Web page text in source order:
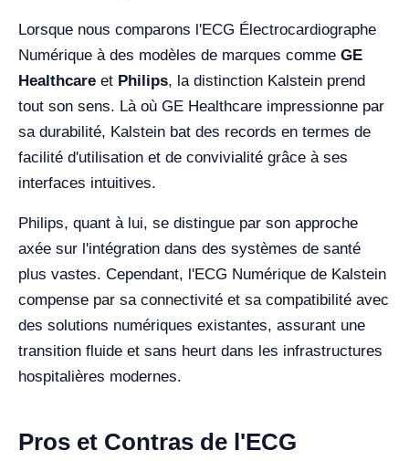
Lorsque nous comparons l'ECG Électrocardiographe
Numérique à des modèles de marques comme GE
Healthcare et Philips, la distinction Kalstein prend
tout son sens. Là où GE Healthcare impressionne par
sa durabilité, Kalstein bat des records en termes de
facilité d'utilisation et de convivialité grâce à ses
interfaces intuitives.
Philips, quant à lui, se distingue par son approche
axée sur l'intégration dans des systèmes de santé
plus vastes. Cependant, l'ECG Numérique de Kalstein
compense par sa connectivité et sa compatibilité avec
des solutions numériques existantes, assurant une
transition fluide et sans heurt dans les infrastructures
hospitalières modernes.
Pros et Contras de l'ECG